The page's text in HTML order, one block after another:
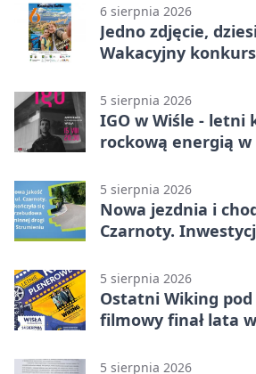
6 sierpnia 2026
Jedno zdjęcie,
Wakacyjny
5 sierpnia 2026
IGO w Wiśle - letni
rockową energią
5 sierpnia 2026
Nowa jezdnia i
Czarnoty.
5 sierpnia 2026
Ostatni Wiking
filmowy finał lata
5 sierpnia 2026